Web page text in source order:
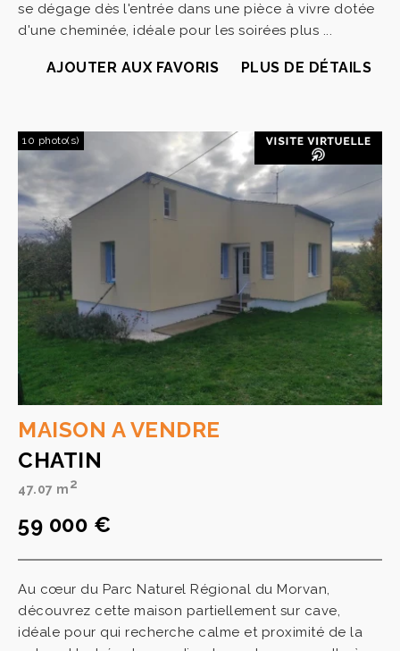
se dégage dès l'entrée dans une pièce à vivre dotée
d'une cheminée, idéale pour les soirées plus ...
AJOUTER AUX FAVORIS PLUS DE DÉTAILS
10 photo(s)
MAISON A VENDRE
CHATIN
47.07 m2
59 000 €
Au cœur du Parc Naturel Régional du Morvan,
découvrez cette maison partiellement sur cave,
idéale pour qui recherche calme et proximité de la